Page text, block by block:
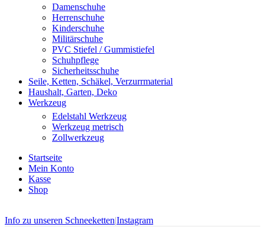
Damenschuhe
Herrenschuhe
Kinderschuhe
Militärschuhe
PVC Stiefel / Gummistiefel
Schuhpflege
Sicherheitsschuhe
Seile, Ketten, Schäkel, Verzurrmaterial
Haushalt, Garten, Deko
Werkzeug
Edelstahl Werkzeug
Werkzeug metrisch
Zollwerkzeug
Startseite
Mein Konto
Kasse
Shop
Info zu unseren Schneeketten|Instagram